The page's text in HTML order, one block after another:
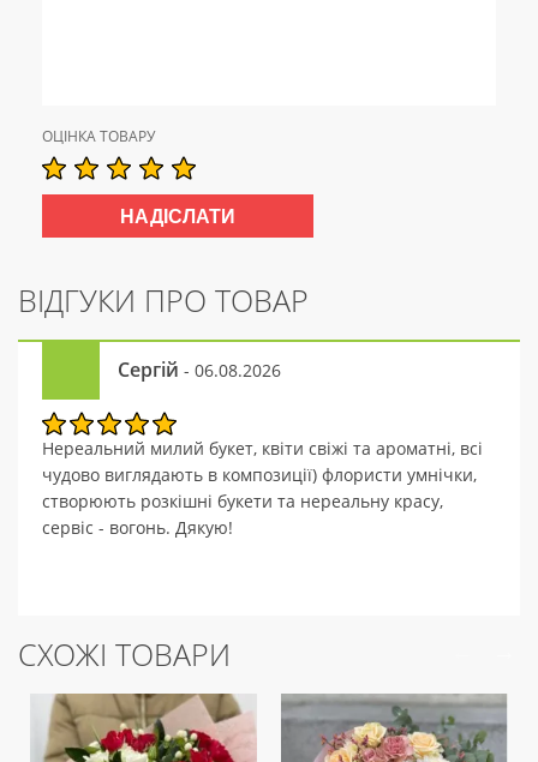
ОЦІНКА ТОВАРУ
ВІДГУКИ ПРО ТОВАР
Сергій - 06.08.2026
Нереальний милий букет, квіти свіжі та ароматні, всі
чудово виглядають в композиції) флористи умнічки,
створюють розкішні букети та нереальну красу,
сервіс - вогонь. Дякую!
СХОЖІ ТОВАРИ